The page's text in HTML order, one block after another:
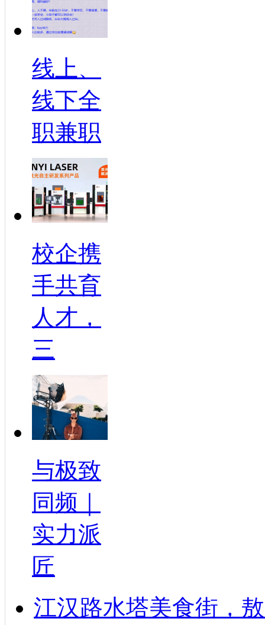
线上、
线下全
职兼职
校企携
手共育
人才，
三
与极致
同频｜
实力派
匠
江汉路水塔美食街，